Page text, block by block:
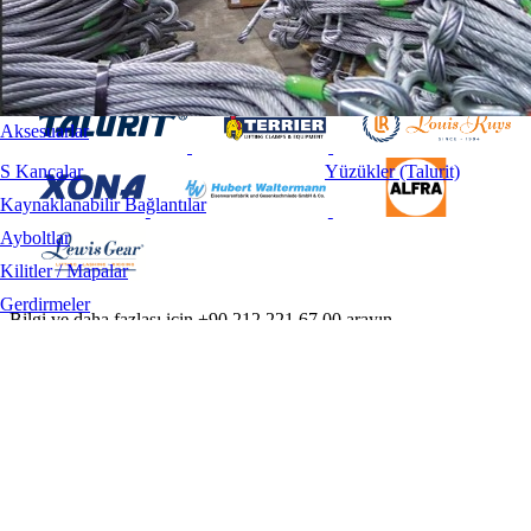
Aksesuarlar
S Kancalar
Kaynaklanabilir Bağlantılar
Ayboltlar
Kilitler / Mapalar
Gerdirmeler
Yüzükler (Talurit)
Bilgi ve daha fazlası için +90.212 221 67 00 arayın.